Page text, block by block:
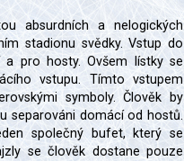
absurdních a nelogických
stadionu svědky. Vstup do
pro hosty. Ovšem lístky se
vstupu. Tímto vstupem
symboly. Člověk by
separováni domácí od hostů.
společný bufet, který se
se člověk dostane pouze